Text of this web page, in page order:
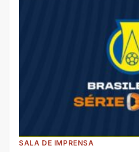
SALA DE IMPRENSA